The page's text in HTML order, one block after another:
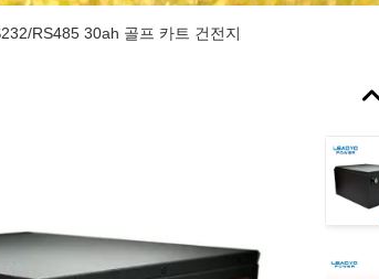
RS485 30ah 골프 카트 건전지